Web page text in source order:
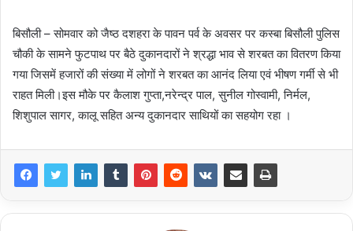
बिसौली – सोमवार को जैष्ठ दशहरा के पावन पर्व के अवसर पर कस्बा बिसौली पुलिस
चौकी के सामने फुटपाथ पर बैठे दुकानदारों ने श्रद्धा भाव से शरबत का वितरण किया
गया जिसमें हजारों की संख्या में लोगों ने शरबत का आनंद लिया एवं भीषण गर्मी से भी
राहत मिली।इस मौके पर कैलाश गुप्ता,नरेन्द्र पाल, सुनील गोस्वामी, निर्मल,
शिशुपाल सागर, कालू सहित अन्य दुकानदार साथियों का सहयोग रहा ।